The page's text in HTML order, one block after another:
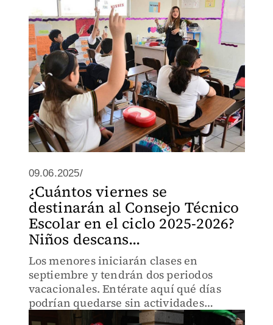
09.06.2025/
¿Cuántos viernes se
destinarán al Consejo Técnico
Escolar en el ciclo 2025-2026?
Niños descans...
Los menores iniciarán clases en
septiembre y tendrán dos periodos
vacacionales. Entérate aquí qué días
podrían quedarse sin actividades
escolares